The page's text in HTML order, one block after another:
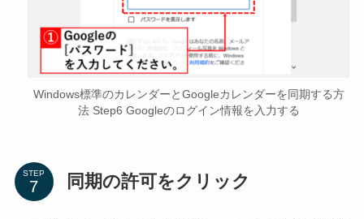
Windows標準のカレンダーとGoogleカレンダーを同期する方
法 Step6 Googleのログイン情報を入力する
STEP 同期の許可をクリック